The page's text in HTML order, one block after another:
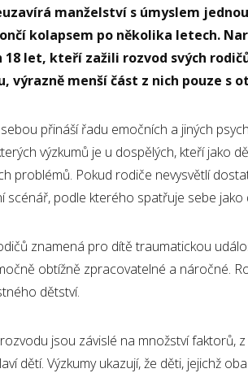
manželství s úmyslem
kolapsem po několika letech.
18 let, kteří zažili rozvod svých
výrazně menší část z nich pouze s
přináší řadu emočních a jiných
výzkumů je u dospělých, kteří jako
problémů. Pokud rodiče nevysvětlí
scénář, podle kterého spatřuje sebe
znamená pro dítě traumatickou
obtížně zpracovatelné a náročné.
dětství.
jsou závislé na množství faktorů,
dětí. Výzkumy ukazují, že děti, jejichž